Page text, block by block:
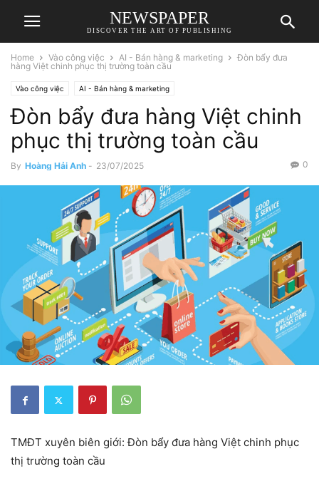
NEWSPAPER
DISCOVER THE ART OF PUBLISHING
Home Vào công việc AI - Bán hàng & marketing
Đòn bẩy đưa
hàng Việt chinh phục thị trường toàn cầu
Vào công việc AI - Bán hàng & marketing
Đòn bẩy đưa hàng Việt chinh
phục thị trường toàn cầu
By Hoàng Hải Anh - 23/07/2025 0
TMĐT xuyên biên giới: Đòn bẩy đưa hàng Việt chinh phục
thị trường toàn cầu